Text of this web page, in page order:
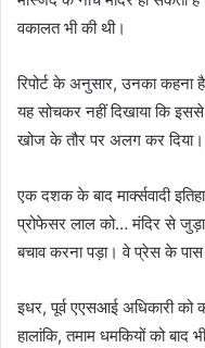
वकालत भी की थी।
रिपोर्ट के अनुसार, उनका
यह सोचकर नहीं दिखाया कि
खोज के तौर पर अलग कर दिया।
एक दशक के बाद मार्क्सवादी
प्रोफेसर लाल को… मंदिर से
बचाव करना पड़ा। वे प्रेस के
इधर, पूर्व एएसआई अधिकारी को
हालांकि, तमाम धमकियों को